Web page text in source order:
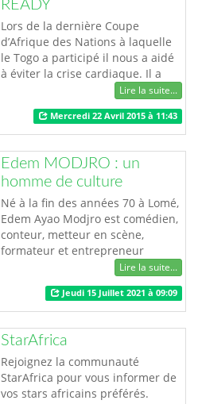
naturellement traités pour une
bonne cuisine, et pour un…
READY
Lors de la dernière Coupe
d’Afrique des Nations à laquelle
le Togo a participé il nous a aidé
à éviter la crise cardiaque. Il a
tout simplement été parfait dans
son rôle de gardien de buts, nous
parlons du joueur du Stade de
Reims, AGASSA Kossi. Humble,
généreux, simple et discret voilà
comment le qualifie les membres
de l’association 123 dont il …
Lire la suite...
Mercredi 22 Avril 2015 à 11:43
Edem MODJRO : un
homme de culture
Né à la fin des années 70 à Lomé,
Edem Ayao Modjro est comédien,
conteur, metteur en scène,
formateur et entrepreneur
culturel. Il découvre le théâtre en
1996 et, comme piqué par un
virus, plus jamais ne le quittera. Il
se forge au gré des ateliers et des
résidences pour devenir l’un des
comédiens et metteurs en scène
togolais les plus sollicit…
Lire la suite...
Jeudi 15 Juillet 2021 à 09:09
StarAfrica
Rejoignez la communauté
StarAfrica pour vous informer de
vos stars africains préférés.